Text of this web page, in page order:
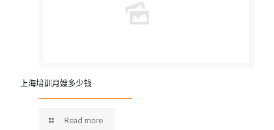
上海培训月嫂多少钱
Read more